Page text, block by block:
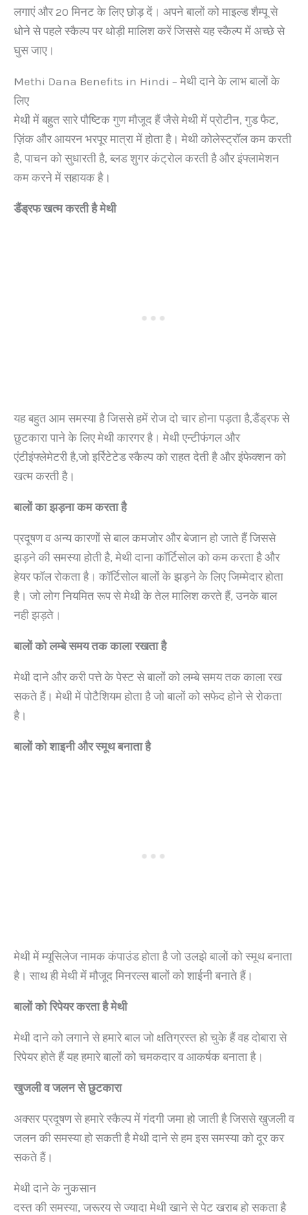
लगाएं और 20 मिनट के लिए छोड़ दें। अपने बालों को माइल्ड शैम्पू से
धोने से पहले स्कैल्प पर थोड़ी मालिश करें जिससे यह स्कैल्प में अच्छे से
घुस जाए।
Methi Dana Benefits in Hindi – मेथी दाने के लाभ बालों के
लिए
मेथी में बहुत सारे पौष्टिक गुण मौजूद हैं जैसे मेथी में प्रोटीन, गुड फैट,
ज़िंक और आयरन भरपूर मात्रा में होता है। मेथी कोलेस्ट्रॉल कम करती
है, पाचन को सुधारती है, ब्लड शुगर कंट्रोल करती है और इंफ्लामेशन
कम करने में सहायक है।
डैंड्रफ खत्म करती है मेथी
यह बहुत आम समस्या है जिससे हमें रोज दो चार होना पड़ता है,डैंड्रफ से
छुटकारा पाने के लिए मेथी कारगर है। मेथी एन्टीफंगल और
एंटीइंफ्लेमेटरी है,जो इर्रिटेटेड स्कैल्प को राहत देती है और इंफेक्शन को
खत्म करती है।
बालों का झड़ना कम करता है
प्रदूषण व अन्य कारणों से बाल कमजोर और बेजान हो जाते हैं जिससे
झड़ने की समस्या होती है, मेथी दाना कॉर्टिसोल को कम करता है और
हेयर फॉल रोकता है। कॉर्टिसोल बालों के झड़ने के लिए जिम्मेदार होता
है। जो लोग नियमित रूप से मेथी के तेल मालिश करते हैं, उनके बाल
नही झड़ते।
बालों को लम्बे समय तक काला रखता है
मेथी दाने और करी पत्ते के पेस्ट से बालों को लम्बे समय तक काला रख
सकते हैं। मेथी में पोटैशियम होता है जो बालों को सफेद होने से रोकता
है।
बालों को शाइनी और स्मूथ बनाता है
मेथी में म्यूसिलेज नामक कंपाउंड होता है जो उलझे बालों को स्मूथ बनाता
है। साथ ही मेथी में मौजूद मिनरल्स बालों को शाईनी बनाते हैं।
बालों को रिपेयर करता है मेथी
मेथी दाने को लगाने से हमारे बाल जो क्षतिग्रस्त हो चुके हैं वह दोबारा से
रिपेयर होते हैं यह हमारे बालों को चमकदार व आकर्षक बनाता है।
खुजली व जलन से छुटकारा
अक्सर प्रदूषण से हमारे स्कैल्प में गंदगी जमा हो जाती है जिससे खुजली व
जलन की समस्या हो सकती है मेथी दाने से हम इस समस्या को दूर कर
सकते हैं।
मेथी दाने के नुकसान
दस्त की समस्या, जरूरय से ज्यादा मेथी खाने से पेट खराब हो सकता है